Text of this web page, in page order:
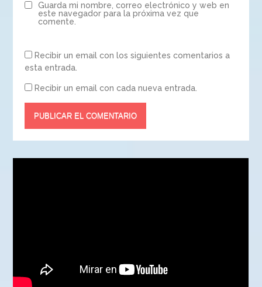
Guarda mi nombre, correo electrónico y web en
este navegador para la próxima vez que
comente.
Recibir un email con los siguientes comentarios a
esta entrada.
Recibir un email con cada nueva entrada.